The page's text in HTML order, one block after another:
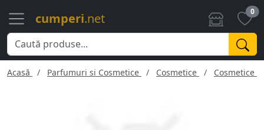
cumperi.net 0
Acasă Parfumuri si Cosmetice Cosmetice Cosmetice